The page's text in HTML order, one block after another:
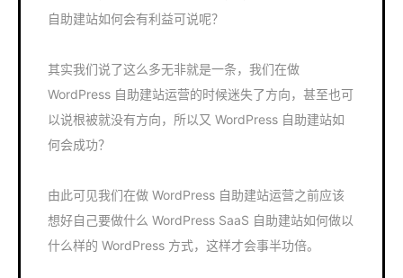
自助建站如何会有利益可说呢？
其实我们说了这么多无非就是一条，我们在做
WordPress 自助建站运营的时候迷失了方向，甚至也可
以说根被就没有方向，所以又 WordPress 自助建站如
何会成功？
由此可见我们在做 WordPress 自助建站运营之前应该
想好自己要做什么 WordPress SaaS 自助建站如何做以
什么样的 WordPress 方式，这样才会事半功倍。